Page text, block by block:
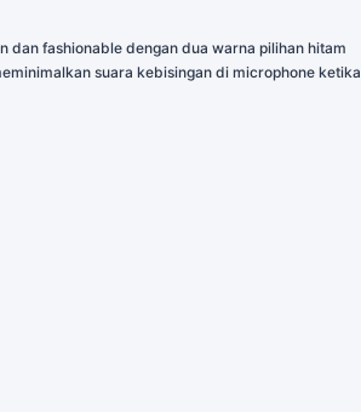
fashionable dengan dua warna pilihan hitam
suara kebisingan di microphone ketika